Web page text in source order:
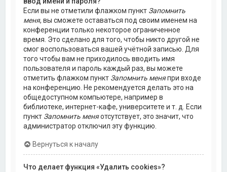
Если вы не отметили флажком пункт Запомнить
меня, вы сможете оставаться под своим именем на
конференции только некоторое ограниченное
время. Это сделано для того, чтобы никто другой не
смог воспользоваться вашей учётной записью. Для
того чтобы вам не приходилось вводить имя
пользователя и пароль каждый раз, вы можете
отметить флажком пункт Запомнить меняпри входе
на конференцию. Не рекомендуется делать это на
общедоступном компьютере, например в
библиотеке, интернет-кафе, университете и т. д. Если
пункт Запомнить меняотсутствует, это значит, что
администратор отключил эту функцию.
Вернуться к началу
Что делает функция «Удалить cookies»?